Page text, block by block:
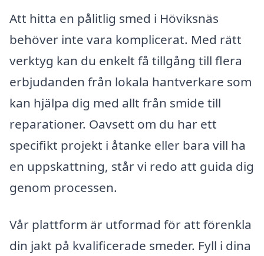
Att hitta en pålitlig smed i Höviksnäs
behöver inte vara komplicerat. Med rätt
verktyg kan du enkelt få tillgång till flera
erbjudanden från lokala hantverkare som
kan hjälpa dig med allt från smide till
reparationer. Oavsett om du har ett
specifikt projekt i åtanke eller bara vill ha
en uppskattning, står vi redo att guida dig
genom processen.
Vår plattform är utformad för att förenkla
din jakt på kvalificerade smeder. Fyll i dina